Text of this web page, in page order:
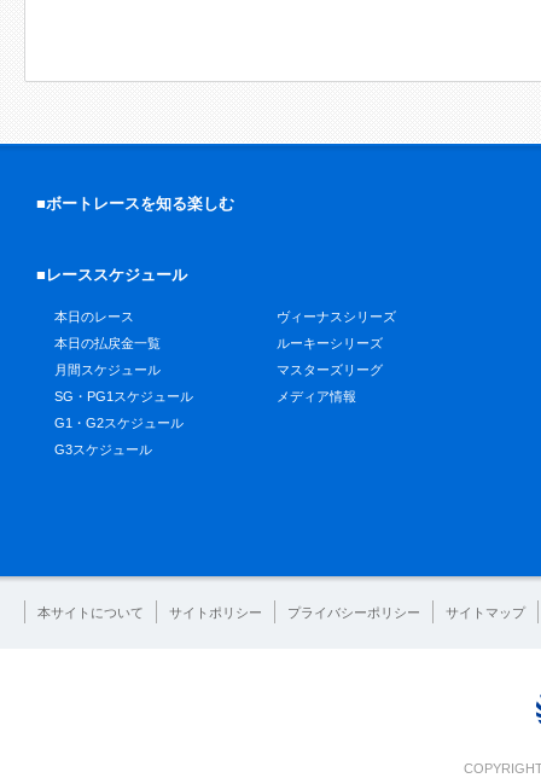
■ボートレースを知る楽しむ
■レーススケジュール
本日のレース
本日の払戻金一覧
月間スケジュール
SG・PG1スケジュール
G1・G2スケジュール
G3スケジュール
ヴィーナスシリーズ
ルーキーシリーズ
マスターズリーグ
メディア情報
本サイトについて サイトポリシー プライバシーポリシー サイトマップ